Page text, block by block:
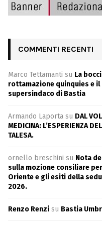
COMMENTI RECENTI
Marco Tettamanti su La
rottamazione quinquies e il
supersindaco di Bastia
Armando Laporta su DAL
MEDICINA: L’ESPERIENZA
TALESA.
ornello breschini su Nota
sulla mozione consiliare
Oriente e gli esiti della
2026.
Renzo Renzi su Bastia